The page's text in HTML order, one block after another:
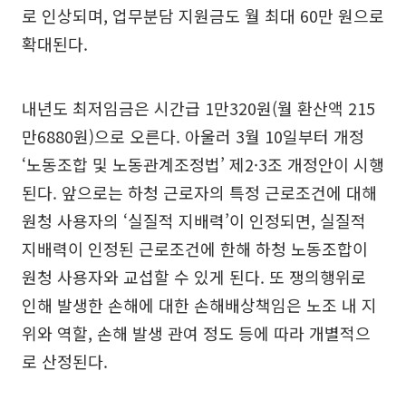
로 인상되며, 업무분담 지원금도 월 최대 60만 원으로
확대된다.
내년도 최저임금은 시간급 1만320원(월 환산액 215
만6880원)으로 오른다. 아울러 3월 10일부터 개정
‘노동조합 및 노동관계조정법’ 제2·3조 개정안이 시행
된다. 앞으로는 하청 근로자의 특정 근로조건에 대해
원청 사용자의 ‘실질적 지배력’이 인정되면, 실질적
지배력이 인정된 근로조건에 한해 하청 노동조합이
원청 사용자와 교섭할 수 있게 된다. 또 쟁의행위로
인해 발생한 손해에 대한 손해배상책임은 노조 내 지
위와 역할, 손해 발생 관여 정도 등에 따라 개별적으
로 산정된다.